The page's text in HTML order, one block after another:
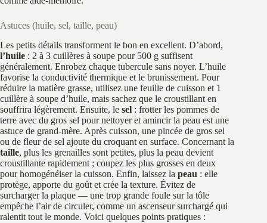
Astuces (huile, sel, taille, peau)
Les petits détails transforment le bon en excellent. D’abord,
l’huile : 2 à 3 cuillères à soupe pour 500 g suffisent
généralement. Enrobez chaque tubercule sans noyer. L’huile
favorise la conductivité thermique et le brunissement. Pour
réduire la matière grasse, utilisez une feuille de cuisson et 1
cuillère à soupe d’huile, mais sachez que le croustillant en
souffrira légèrement. Ensuite, le sel : frotter les pommes de
terre avec du gros sel pour nettoyer et amincir la peau est une
astuce de grand-mère. Après cuisson, une pincée de gros sel
ou de fleur de sel ajoute du croquant en surface. Concernant la
taille, plus les grenailles sont petites, plus la peau devient
croustillante rapidement ; coupez les plus grosses en deux
pour homogénéiser la cuisson. Enfin, laissez la peau : elle
protège, apporte du goût et crée la texture. Évitez de
surcharger la plaque — une trop grande foule sur la tôle
empêche l’air de circuler, comme un ascenseur surchargé qui
ralentit tout le monde. Voici quelques points pratiques :